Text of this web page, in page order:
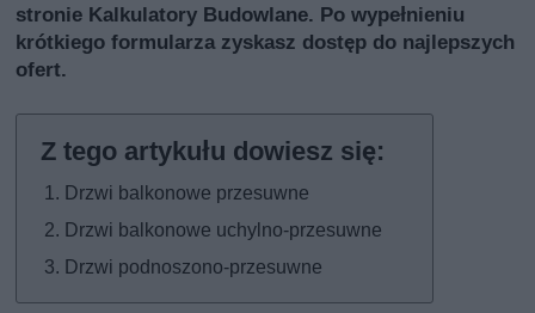
stronie Kalkulatory Budowlane. Po wypełnieniu
krótkiego formularza zyskasz dostęp do najlepszych
ofert.
Drzwi balkonowe przesuwne
Drzwi balkonowe uchylno-przesuwne
Drzwi podnoszono-przesuwne